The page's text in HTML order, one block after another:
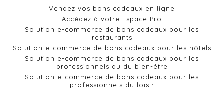
Vendez vos bons cadeaux en ligne
Accédez à votre Espace Pro
Solution e-commerce de bons cadeaux pour les
restaurants
Solution e-commerce de bons cadeaux pour les hôtels
Solution e-commerce de bons cadeaux pour les
professionnels du du bien-être
Solution e-commerce de bons cadeaux pour les
professionnels du loisir